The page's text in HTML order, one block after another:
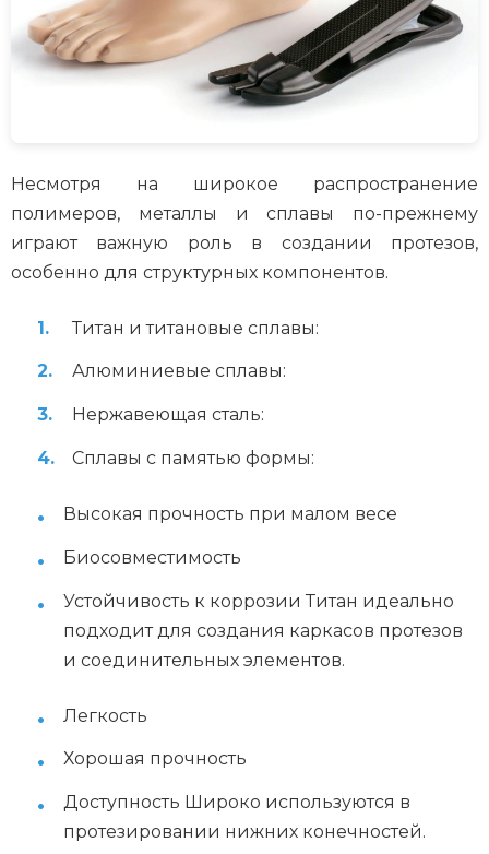
Несмотря на широкое распространение
полимеров, металлы и сплавы по-прежнему
играют важную роль в создании протезов,
особенно для структурных компонентов.
Титан и титановые сплавы:
Алюминиевые сплавы:
Нержавеющая сталь:
Сплавы с памятью формы:
Высокая прочность при малом весе
Биосовместимость
Устойчивость к коррозии Титан идеально
подходит для создания каркасов протезов
и соединительных элементов.
Легкость
Хорошая прочность
Доступность Широко используются в
протезировании нижних конечностей.